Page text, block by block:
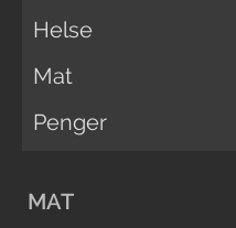
Helse
Mat
Penger
MAT